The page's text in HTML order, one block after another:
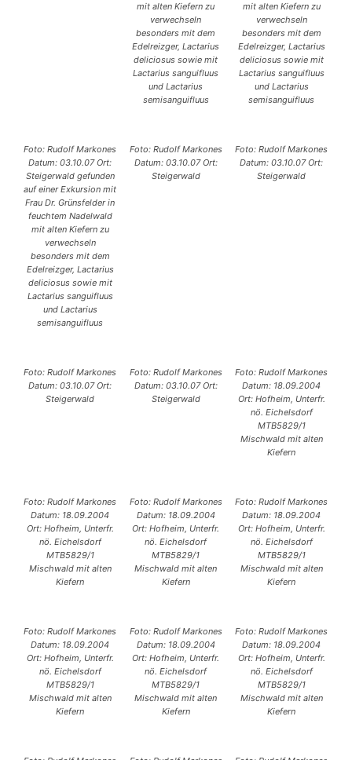
mit alten Kiefern zu
verwechseln
besonders mit dem
Edelreizger, Lactarius
deliciosus sowie mit
Lactarius sanguifluus
und Lactarius
semisanguifluus
mit alten Kiefern zu
verwechseln
besonders mit dem
Edelreizger, Lactarius
deliciosus sowie mit
Lactarius sanguifluus
und Lactarius
semisanguifluus
Foto: Rudolf Markones
Datum: 03.10.07 Ort:
Steigerwald gefunden
auf einer Exkursion mit
Frau Dr. Grünsfelder in
feuchtem Nadelwald
mit alten Kiefern zu
verwechseln
besonders mit dem
Edelreizger, Lactarius
deliciosus sowie mit
Lactarius sanguifluus
und Lactarius
semisanguifluus
Foto: Rudolf Markones
Datum: 03.10.07 Ort:
Steigerwald
Foto: Rudolf Markones
Datum: 03.10.07 Ort:
Steigerwald
Foto: Rudolf Markones
Datum: 03.10.07 Ort:
Steigerwald
Foto: Rudolf Markones
Datum: 03.10.07 Ort:
Steigerwald
Foto: Rudolf Markones
Datum: 18.09.2004
Ort: Hofheim, Unterfr.
nö. Eichelsdorf
MTB5829/1
Mischwald mit alten
Kiefern
Foto: Rudolf Markones
Datum: 18.09.2004
Ort: Hofheim, Unterfr.
nö. Eichelsdorf
MTB5829/1
Mischwald mit alten
Kiefern
Foto: Rudolf Markones
Datum: 18.09.2004
Ort: Hofheim, Unterfr.
nö. Eichelsdorf
MTB5829/1
Mischwald mit alten
Kiefern
Foto: Rudolf Markones
Datum: 18.09.2004
Ort: Hofheim, Unterfr.
nö. Eichelsdorf
MTB5829/1
Mischwald mit alten
Kiefern
Foto: Rudolf Markones
Datum: 18.09.2004
Ort: Hofheim, Unterfr.
nö. Eichelsdorf
MTB5829/1
Mischwald mit alten
Kiefern
Foto: Rudolf Markones
Datum: 18.09.2004
Ort: Hofheim, Unterfr.
nö. Eichelsdorf
MTB5829/1
Mischwald mit alten
Kiefern
Foto: Rudolf Markones
Datum: 18.09.2004
Ort: Hofheim, Unterfr.
nö. Eichelsdorf
MTB5829/1
Mischwald mit alten
Kiefern